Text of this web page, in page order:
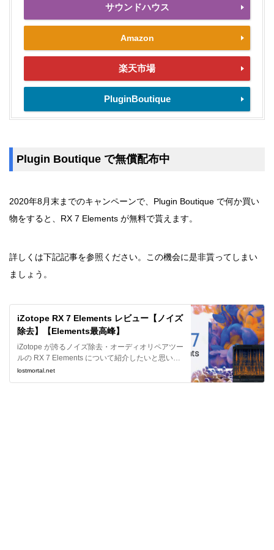
サウンドハウス
Amazon
楽天市場
PluginBoutique
Plugin Boutique で無償配布中
2020年8月末までのキャンペーンで、Plugin Boutique で何か買い
物をすると、RX 7 Elements が無料で貰えます。
詳しくは下記記事を参照ください。この機会に是非貰ってしまい
ましょう。
iZotope RX 7 Elements レビュー【ノイズ
除去】【Elements最高峰】
iZotope が誇るノイズ除去・オーディオリペアツー
ルの RX 7 Elements について紹介したいと思いま
す。Elements だからと思って侮ることなかれ。こ
lostmortal.net